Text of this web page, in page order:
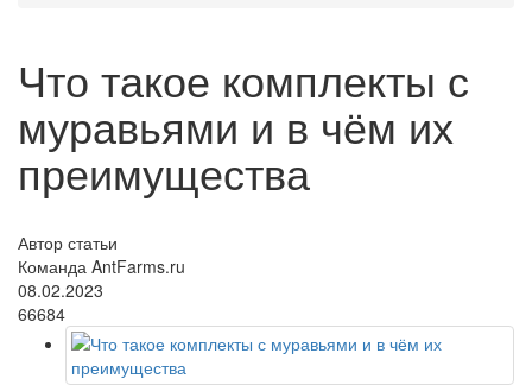
Что такое комплекты с
муравьями и в чём их
преимущества
Автор статьи
Команда AntFarms.ru
08.02.2023
66684